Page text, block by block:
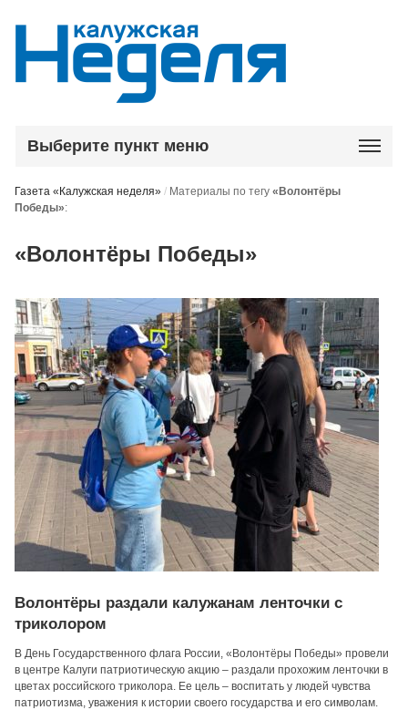
Выберите пункт меню
Газета «Калужская неделя» / Материалы по тегу«Волонтёры
Победы»:
«Волонтёры Победы»
Волонтёры раздали калужанам ленточки с
триколором
В День Государственного флага России, «Волонтёры Победы» провели
в центре Калуги патриотическую акцию – раздали прохожим ленточки в
цветах российского триколора. Ее цель – воспитать у людей чувства
патриотизма, уважения к истории своего государства и его символам.